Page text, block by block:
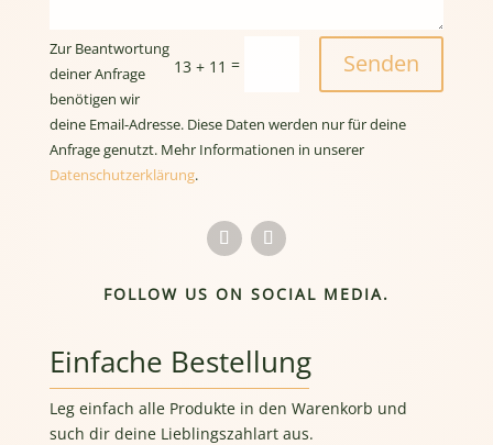
13 + 11 = Senden
Zur Beantwortung
deiner Anfrage
benötigen wir
deine Email-Adresse. Diese Daten werden nur für deine
Anfrage genutzt. Mehr Informationen in unserer
Datenschutzerklärung.
FOLLOW US ON SOCIAL MEDIA.
Einfache Bestellung
Leg einfach alle Produkte in den Warenkorb und
such dir deine Lieblingszahlart aus.